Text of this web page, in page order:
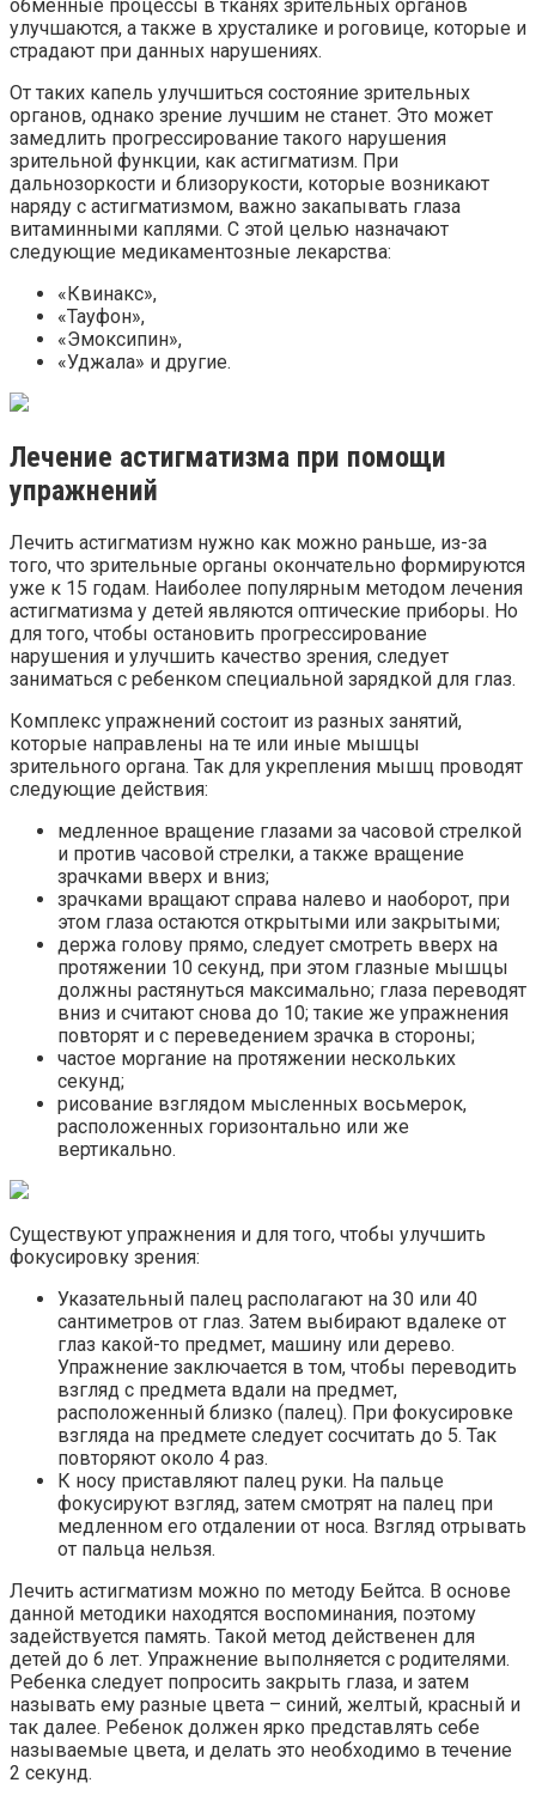
обменные процессы в тканях зрительных органов
улучшаются, а также в хрусталике и роговице, которые и
страдают при данных нарушениях.
От таких капель улучшиться состояние зрительных
органов, однако зрение лучшим не станет. Это может
замедлить прогрессирование такого нарушения
зрительной функции, как астигматизм. При
дальнозоркости и близорукости, которые возникают
наряду с астигматизмом, важно закапывать глаза
витаминными каплями. С этой целью назначают
следующие медикаментозные лекарства:
«Квинакс»,
«Тауфон»,
«Эмоксипин»,
«Уджала» и другие.
Лечение астигматизма при помощи
упражнений
Лечить астигматизм нужно как можно раньше, из-за
того, что зрительные органы окончательно формируются
уже к 15 годам. Наиболее популярным методом лечения
астигматизма у детей являются оптические приборы. Но
для того, чтобы остановить прогрессирование
нарушения и улучшить качество зрения, следует
заниматься с ребенком специальной зарядкой для глаз.
Комплекс упражнений состоит из разных занятий,
которые направлены на те или иные мышцы
зрительного органа. Так для укрепления мышц проводят
следующие действия:
медленное вращение глазами за часовой стрелкой
и против часовой стрелки, а также вращение
зрачками вверх и вниз;
зрачками вращают справа налево и наоборот, при
этом глаза остаются открытыми или закрытыми;
держа голову прямо, следует смотреть вверх на
протяжении 10 секунд, при этом глазные мышцы
должны растянуться максимально; глаза переводят
вниз и считают снова до 10; такие же упражнения
повторят и с переведением зрачка в стороны;
частое моргание на протяжении нескольких
секунд;
рисование взглядом мысленных восьмерок,
расположенных горизонтально или же
вертикально.
Существуют упражнения и для того, чтобы улучшить
фокусировку зрения:
Указательный палец располагают на 30 или 40
сантиметров от глаз. Затем выбирают вдалеке от
глаз какой-то предмет, машину или дерево.
Упражнение заключается в том, чтобы переводить
взгляд с предмета вдали на предмет,
расположенный близко (палец). При фокусировке
взгляда на предмете следует сосчитать до 5. Так
повторяют около 4 раз.
К носу приставляют палец руки. На пальце
фокусируют взгляд, затем смотрят на палец при
медленном его отдалении от носа. Взгляд отрывать
от пальца нельзя.
Лечить астигматизм можно по методу Бейтса. В основе
данной методики находятся воспоминания, поэтому
задействуется память. Такой метод действенен для
детей до 6 лет. Упражнение выполняется с родителями.
Ребенка следует попросить закрыть глаза, и затем
называть ему разные цвета – синий, желтый, красный и
так далее. Ребенок должен ярко представлять себе
называемые цвета, и делать это необходимо в течение
2 секунд.